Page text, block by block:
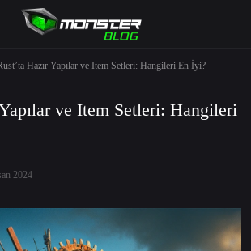
Hazır Yapılar ve Item Setleri: Hangileri En İyi?
ve Item Setleri: Hangileri
2024